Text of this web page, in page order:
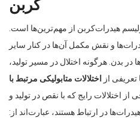
کربن
هیدرات‌کربن از مهم‌ترین‌ها است.
و نقش مکمل آن‌ها در کنار سایر
بدن. هرگونه اختلال در مسیر تولید،
از
اختلالات متابولیکی مرتبط با
اختلالات رایج که با نقص در تولید و
در ارتباط هستند، عبارت‌اند از: